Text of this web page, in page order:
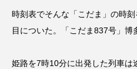
時刻表でそんな「こだま」の時
目についた。「こだま837号」博
姫路を7時10分に出発した列車は